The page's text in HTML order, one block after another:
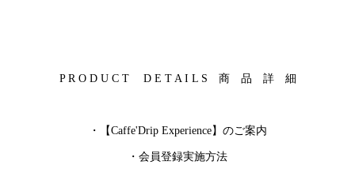
P R O D U C T D E T A I L S 商 品 詳 細
・【Caffe'Drip Experience】のご案内
・会員登録実施方法